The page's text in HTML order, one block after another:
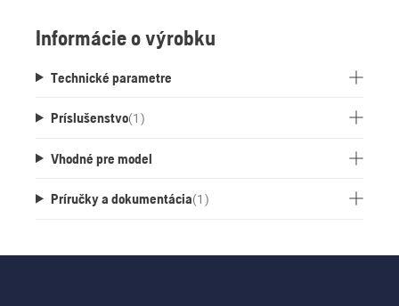
Informácie o výrobku
Technické parametre
Príslušenstvo(1 )
Vhodné pre model
Príručky a dokumentácia(1 )